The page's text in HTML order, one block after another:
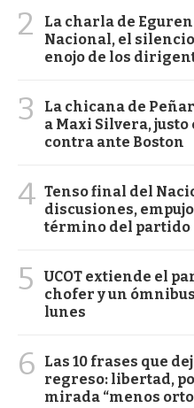
2
La charla de
Nacional, el
enojo de los
3
La chicana de
a Maxi Silvera,
contra ante Boston
4 Tenso final del
discusiones,
término del partido
5
UCOT extiende el
chofer y un
lunes
6
Las 10 frases que
regreso: libertad,
mirada “menos